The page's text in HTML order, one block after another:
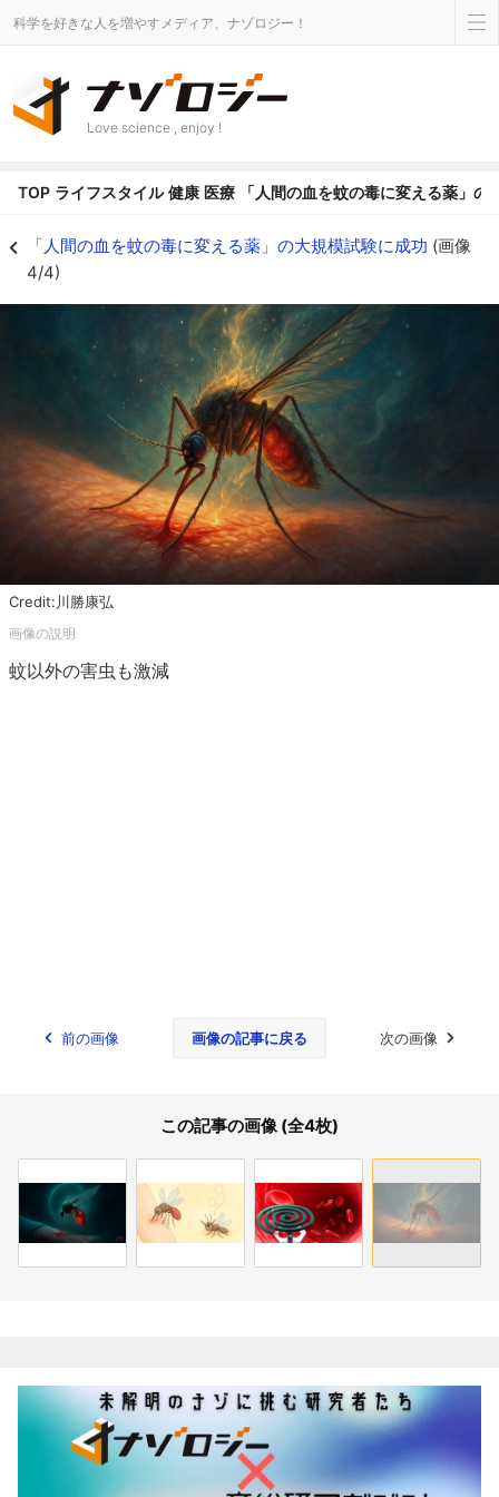
科学を好きな人を増やすメディア、ナゾロジー！
Love science , enjoy !
TOP ライフスタイル 健康 医療 「人間の血を蚊の毒に変える薬」の
「人間の血を蚊の毒に変える薬」の大規模試験に成功 (画像
4/4)
Credit:川勝康弘
蚊以外の害虫も激減
前の画像 画像の記事に戻る 次の画像
この記事の画像 (全4枚)